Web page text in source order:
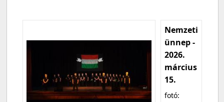
Nemzeti
ünnep -
2026.
március
15.
fotó: